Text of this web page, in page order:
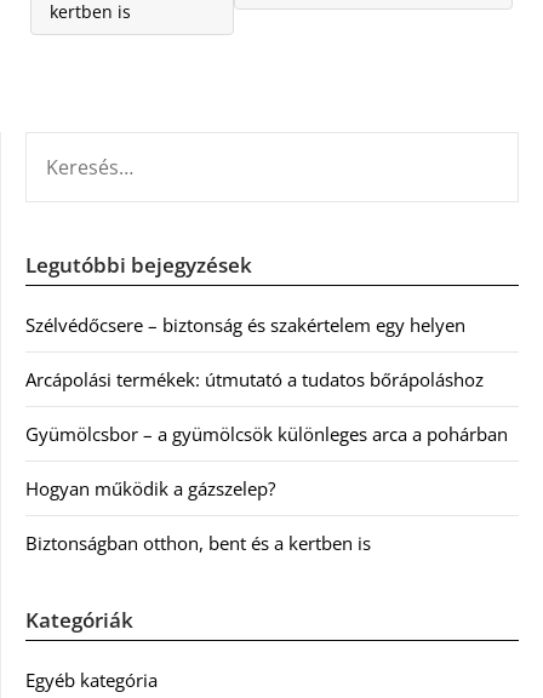
kertben is
Legutóbbi bejegyzések
Szélvédőcsere – biztonság és szakértelem egy helyen
Arcápolási termékek: útmutató a tudatos bőrápoláshoz
Gyümölcsbor – a gyümölcsök különleges arca a pohárban
Hogyan működik a gázszelep?
Biztonságban otthon, bent és a kertben is
Kategóriák
Egyéb kategória